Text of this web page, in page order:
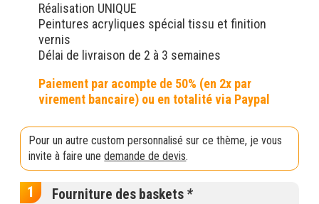
Réalisation UNIQUE
Peintures acryliques spécial tissu et finition
vernis
Délai de livraison de 2 à 3 semaines
Pour un autre custom personnalisé sur ce thème, je vous
invite à faire unedemande de devis.
Fourniture des baskets *